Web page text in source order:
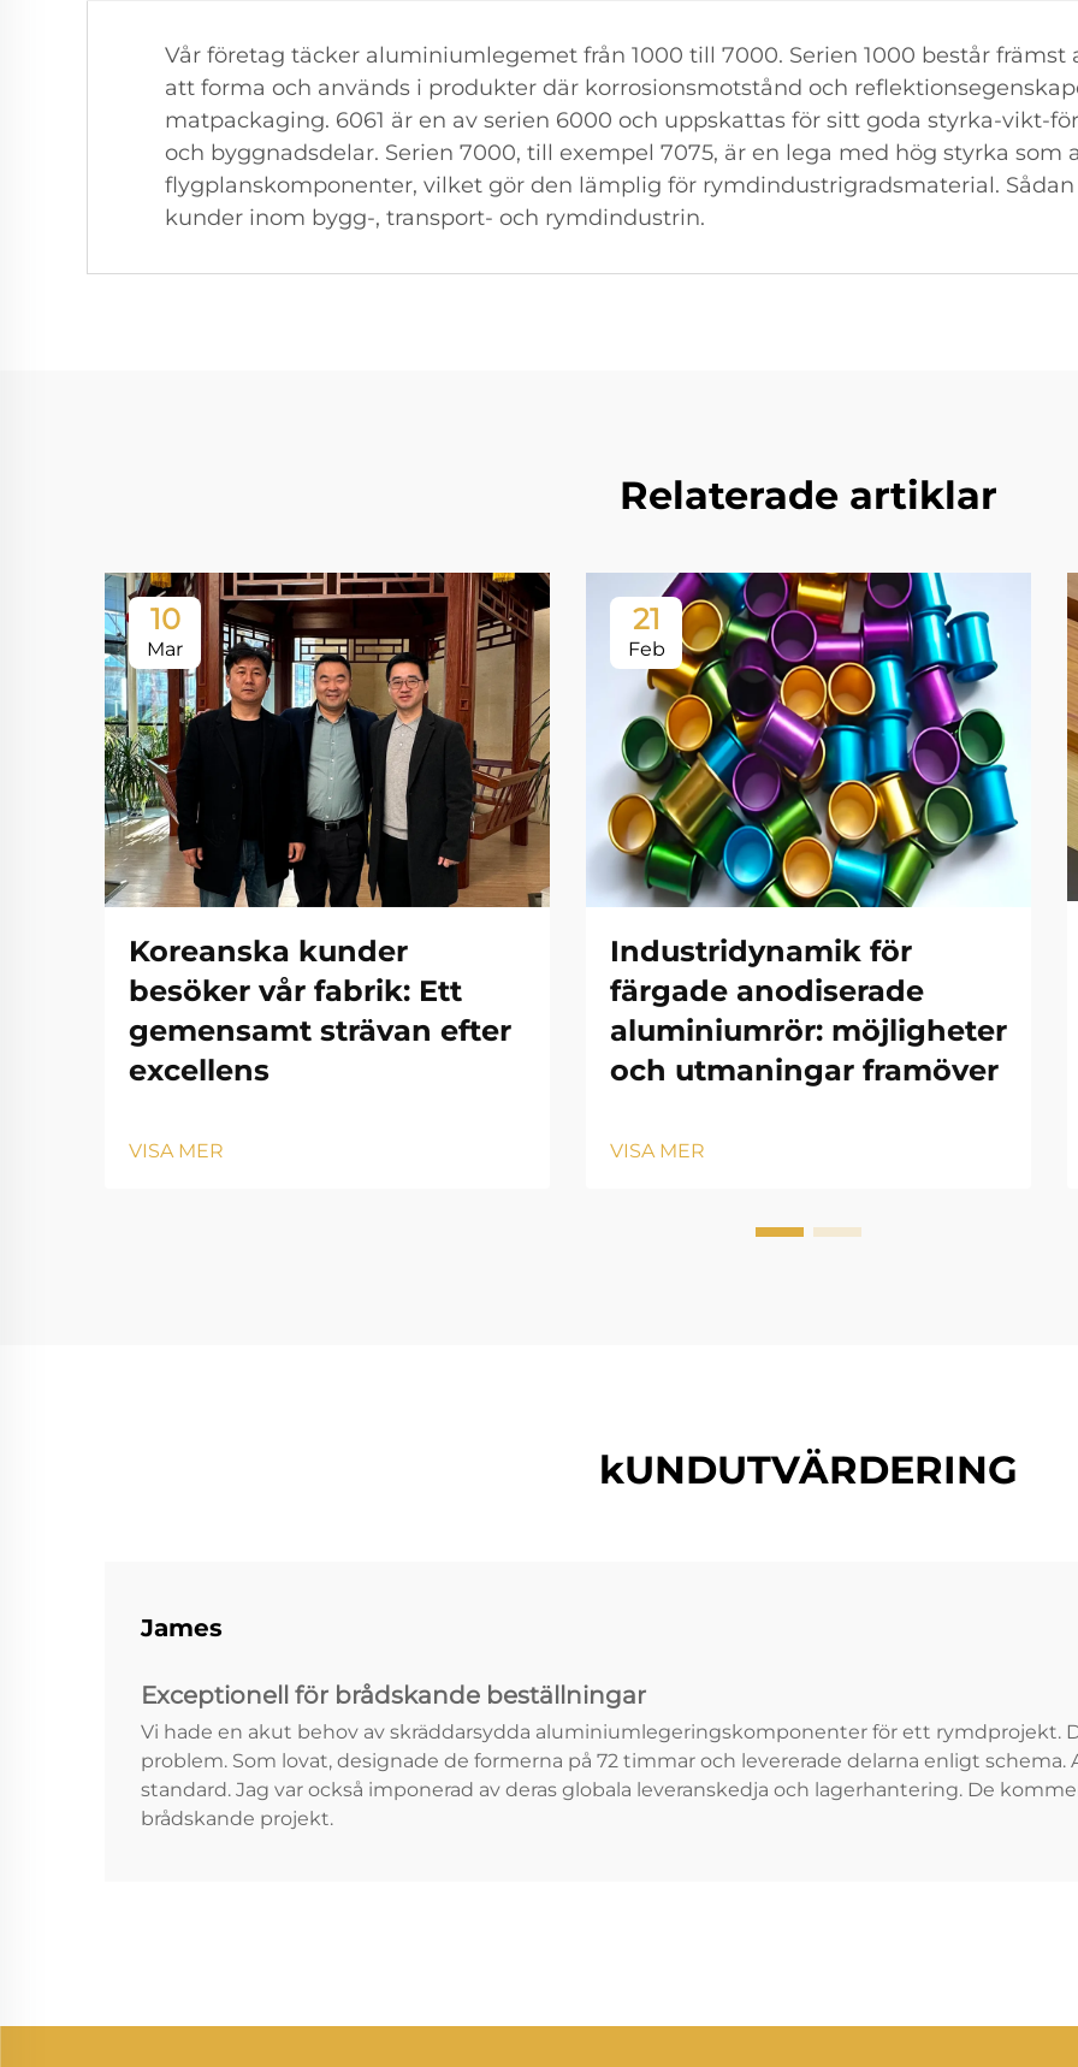
Vår företag täcker aluminiumlegemet från 1000 till 7000. Serien 1000 består
att forma och används i produkter där korrosionsmotstånd och
matpackaging. 6061 är en av serien 6000 och uppskattas för sitt goda styrka-vikt-
och byggnadsdelar. Serien 7000, till exempel 7075, är en lega med hög styrka som
flygplanskomponenter, vilket gör den lämplig för rymdindustrigradsmaterial.
kunder inom bygg-, transport- och rymdindustrin.
Relaterade artiklar
10
Mar
Koreanska kunder
besöker vår fabrik: Ett
gemensamt strävan efter
excellens
VISA MER
21
Feb
Industridynamik för
färgade anodiserade
aluminiumrör: möjligheter
och utmaningar framöver
VISA MER
kUNDUTVÄRDERING
James
Exceptionell för brådskande beställningar
Vi hade en akut behov av skräddarsydda aluminiumlegeringskomponenter för ett rymdprojekt.
problem. Som lovat, designade de formerna på 72 timmar och levererade delarna enligt
standard. Jag var också imponerad av deras globala leveranskedja och lagerhantering. De
brådskande projekt.